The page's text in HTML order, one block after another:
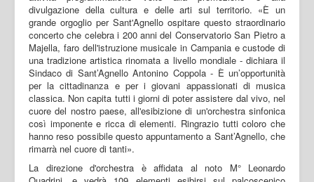
divulgazione della cultura e delle arti sul territorio. «È un
grande orgoglio per Sant'Agnello ospitare questo straordinario
concerto che celebra i 200 anni del Conservatorio San Pietro a
Majella, faro dell'istruzione musicale in Campania e custode di
una tradizione artistica rinomata a livello mondiale - dichiara il
Sindaco di Sant’Agnello Antonino Coppola - È un’opportunità
per la cittadinanza e per i giovani appassionati di musica
classica. Non capita tutti i giorni di poter assistere dal vivo, nel
cuore del nostro paese, all'esibizione di un'orchestra sinfonica
così imponente e ricca di elementi. Ringrazio tutti coloro che
hanno reso possibile questo appuntamento a Sant’Agnello, che
rimarrà nel cuore di tanti».
La direzione d'orchestra è affidata al noto M° Leonardo